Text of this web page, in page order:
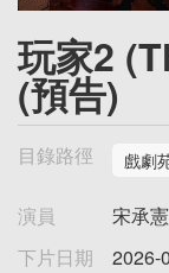
玩家2
(預告)
目錄路徑 戲劇
演員
宋承
下片日期
2026-